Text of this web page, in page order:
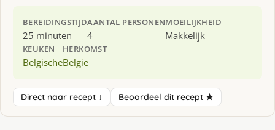
BEREIDINGSTIJD
25 minuten
AANTAL PERSONEN
4
MOEILIJKHEID
Makkelijk
KEUKEN
Belgische
HERKOMST
Belgie
Direct naar recept ↓ Beoordeel dit recept ★